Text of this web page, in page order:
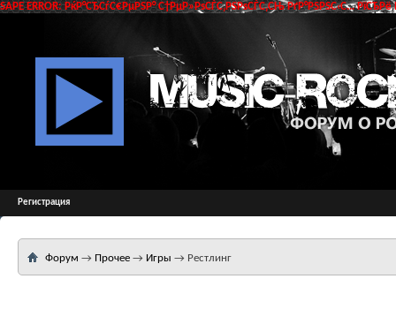
SAPE ERROR: РќР°СЂСѓС€РµРЅР° С†РµР»РѕСЃС‚РЅРѕСЃС‚СЊ РґР°РЅРЅС‹С…
Регистрация
Форум → Прочее → Игры → Рестлинг